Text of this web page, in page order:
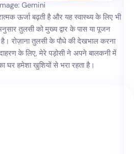
Gemini
ऊर्जा बढ़ती है और यह स्वास्थ्य के लिए भी
तुलसी को मुख्य द्वार के पास या पूजन
रोज़ाना तुलसी के पौधे की देखभाल करना
के लिए, मेरे पड़ोसी ने अपने बालकनी में
घर हमेशा खुशियों से भरा रहता है।